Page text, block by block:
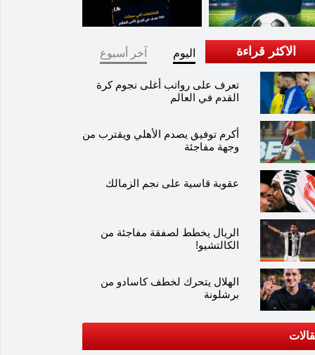
الاكثر قراءة اليوم آخر أسبوع
تعرف على رواتب أغلى نجوم كرة
القدم في العالم
أكرم توفيق يصدم الأهلي ويقترب من
وجهة مفاجئة
عقوبة قاسية على نجم الزمالك
الريال يخطط لصفقة مفاجئة من
الكالتشيو!
الهلال يتحرك لخطف كاسادو من
برشلونة